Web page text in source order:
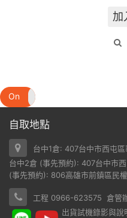
加
On
自取地點
台中1倉: 407台中市西屯
台中2倉 (事先預約): 407台中市
(事先預約): 806高雄市前鎮區民
工程 0966-623575 倉管
出貨試機錄影與